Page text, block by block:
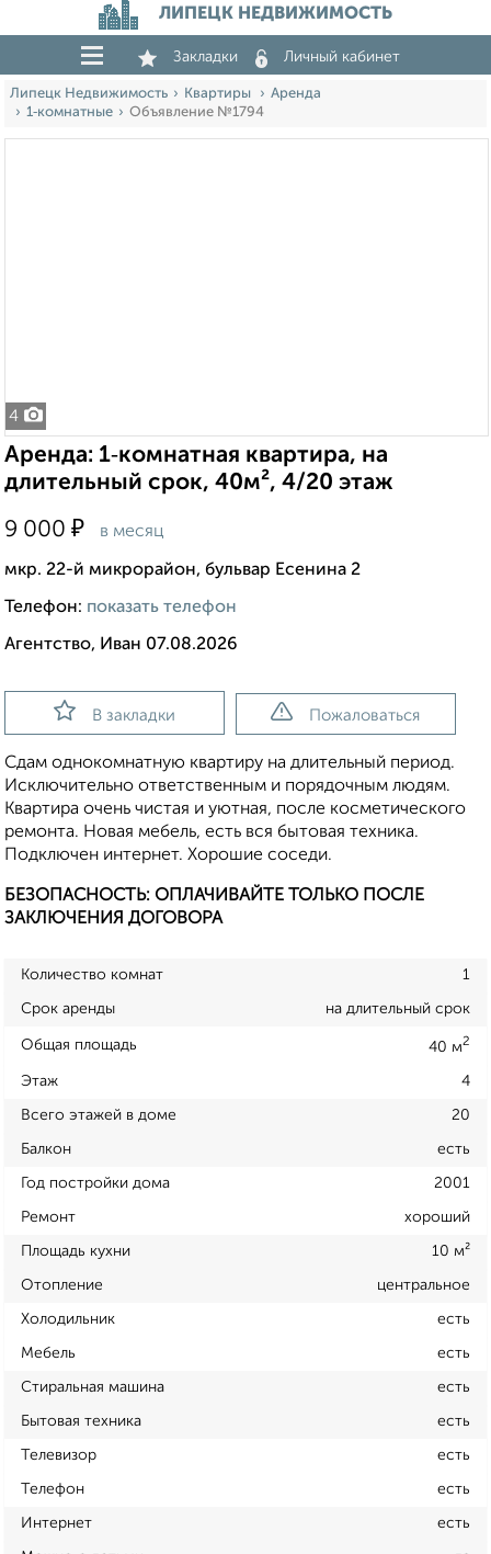
ЛИПЕЦК НЕДВИЖИМОСТЬ
Закладки Личный кабинет
Липецк Недвижимость Квартиры
Аренда
1‑комнатные
Объявление №1794
4
Аренда: 1‑комнатная квартира, на
длительный срок, 40м², 4/20 этаж
9 000 ₽ в месяц
мкр. 22-й микрорайон, бульвар Есенина 2
Телефон: показать телефон
Агентство, Иван 07.08.2026
В закладки Пожаловаться
Сдам однокомнатную квартиру на длительный период.
Исключительно ответственным и порядочным людям.
Квартира очень чистая и уютная, после косметического
ремонта. Новая мебель, есть вся бытовая техника.
Подключен интернет. Хорошие соседи.
БЕЗОПАСНОСТЬ: ОПЛАЧИВАЙТЕ ТОЛЬКО ПОСЛЕ
ЗАКЛЮЧЕНИЯ ДОГОВОРА
Количество комнат 1
Срок аренды на длительный срок
Общая площадь 40 м2
Этаж 4
Всего этажей в доме 20
Балкон есть
Год постройки дома 2001
Ремонт хороший
Площадь кухни 10 м²
Отопление центральное
Холодильник есть
Мебель есть
Стиральная машина есть
Бытовая техника есть
Телевизор есть
Телефон есть
Интернет есть